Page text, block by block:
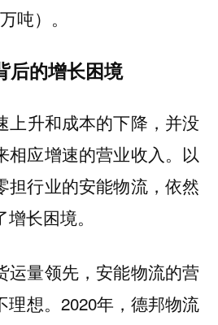
吨）。
后的增长困境
上升和成本的下降，并没
相应增速的营业收入。以
担行业的安能物流，依然
长困境。
运量领先，安能物流的营
理想。2020年，德邦物流